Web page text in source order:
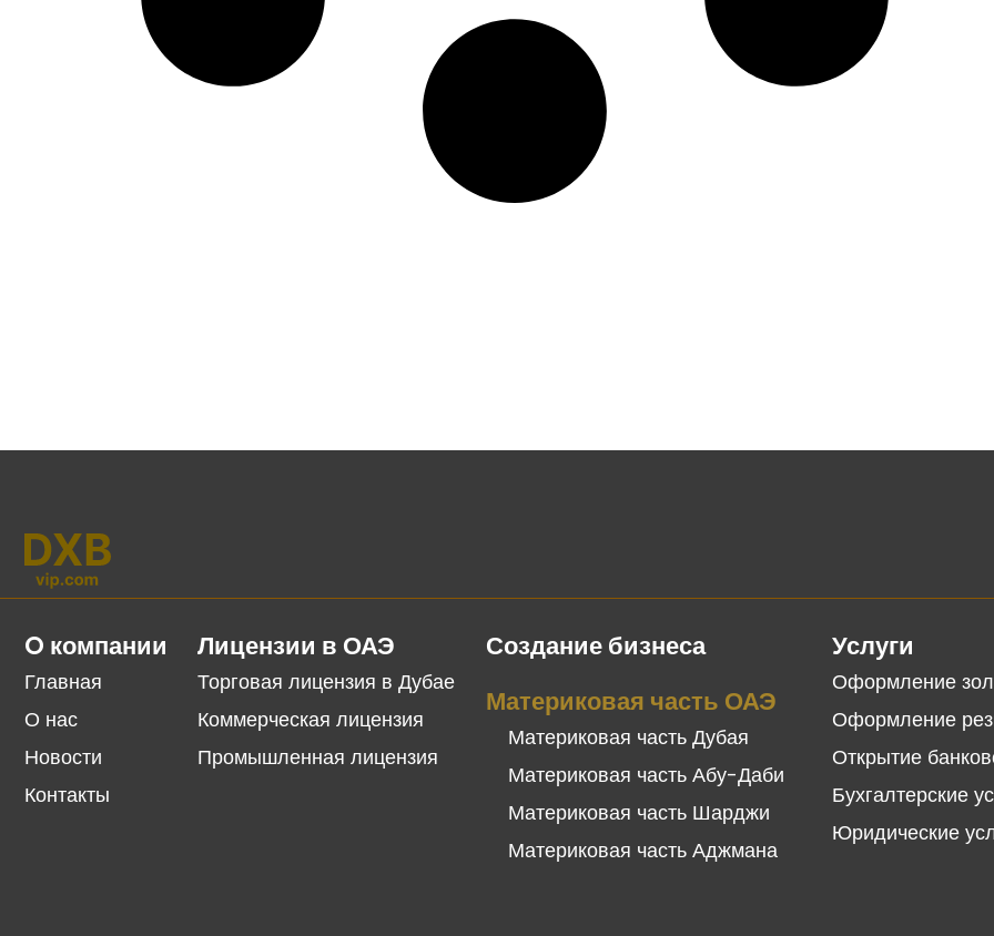
O компании
Главная
О нас
Новости
Контакты
Лицензии в ОАЭ
Торговая лицензия в Дубае
Коммерческая лицензия
Промышленная лицензия
Создание бизнеса
Материковая часть ОАЭ
Материковая часть Дубая
Материковая часть Абу-Даби
Материковая часть Шарджи
Материковая часть Аджмана
Услуги
Оформление
Оформление
Открытие
Бухгалтерские
Юридические